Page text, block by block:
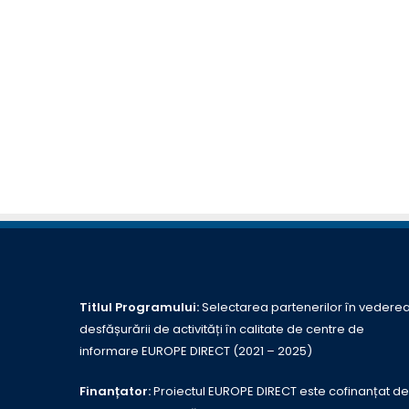
Titlul Programului:Selectarea partenerilor în
desfășurării de activități în calitate de centre de
informare EUROPE DIRECT (2021 – 2025)
Finanțator:Proiectul EUROPE DIRECT este cofinanțat de